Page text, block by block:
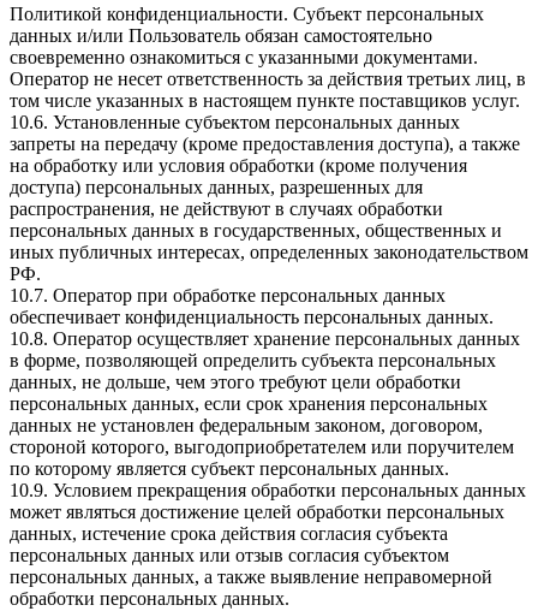
Политикой конфиденциальности. Субъект персональных
данных и/или Пользователь обязан самостоятельно
своевременно ознакомиться с указанными документами.
Оператор не несет ответственность за действия третьих лиц, в
том числе указанных в настоящем пункте поставщиков услуг.
10.6. Установленные субъектом персональных данных
запреты на передачу (кроме предоставления доступа), а также
на обработку или условия обработки (кроме получения
доступа) персональных данных, разрешенных для
распространения, не действуют в случаях обработки
персональных данных в государственных, общественных и
иных публичных интересах, определенных законодательством
РФ.
10.7. Оператор при обработке персональных данных
обеспечивает конфиденциальность персональных данных.
10.8. Оператор осуществляет хранение персональных данных
в форме, позволяющей определить субъекта персональных
данных, не дольше, чем этого требуют цели обработки
персональных данных, если срок хранения персональных
данных не установлен федеральным законом, договором,
стороной которого, выгодоприобретателем или поручителем
по которому является субъект персональных данных.
10.9. Условием прекращения обработки персональных данных
может являться достижение целей обработки персональных
данных, истечение срока действия согласия субъекта
персональных данных или отзыв согласия субъектом
персональных данных, а также выявление неправомерной
обработки персональных данных.